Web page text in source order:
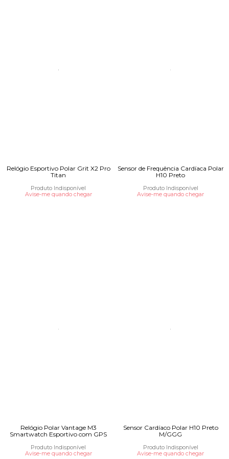
Relógio Esportivo Polar Grit X2 Pro
Titan
Produto Indisponível
Avise-me quando chegar
Sensor de Frequência Cardíaca Polar
H10 Preto
Produto Indisponível
Avise-me quando chegar
Relógio Polar Vantage M3
Smartwatch Esportivo com GPS
Produto Indisponível
Avise-me quando chegar
Sensor Cardíaco Polar H10 Preto
M/GGG
Produto Indisponível
Avise-me quando chegar